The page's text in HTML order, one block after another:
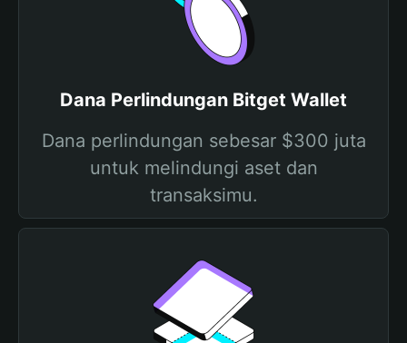
Dana Perlindungan Bitget Wallet
Dana perlindungan sebesar $300 juta
untuk melindungi aset dan
transaksimu.